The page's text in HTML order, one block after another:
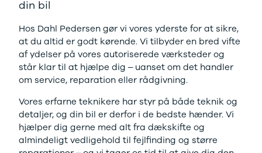
Modeller
Privatleasing
5 Electric
Modeller
Anmeldelser
Tilbud
4 Electric
Modeller
Anmeldelser
Vis alle
brugte biler
Vis alle
brugte
elbiler
Se alle biler
Billig bil
under
100.000 kr.
Byer
Alle byer
Holstebro
Viborg
Tid til service?
Book tid i et af
vores bilhuse
har mere end
Book værkstedstid
din bil
Hos Dahl Pedersen gør vi vores yderste for at sikre,
at du altid er godt kørende. Vi tilbyder en bred vifte
af ydelser på vores autoriserede værksteder og
står klar til at hjælpe dig – uanset om det handler
om service, reparation eller rådgivning.
Vores erfarne teknikere har styr på både teknik og
detaljer, og din bil er derfor i de bedste hænder. Vi
hjælper dig gerne med alt fra dækskifte og
almindeligt vedligehold til fejlfinding og større